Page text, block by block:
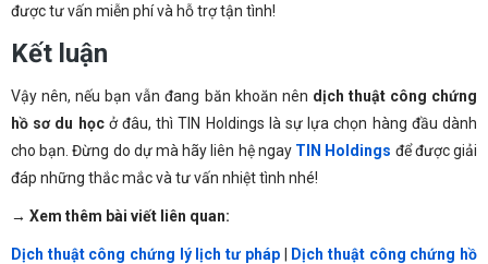
được tư vấn miễn phí và hỗ trợ tận tình!
Kết luận
Vậy nên, nếu bạn vẫn đang băn khoăn nên dịch thuật công chứng
hồ sơ du họcở đâu, thì TIN Holdings là sự lựa chọn hàng đầu dành
cho bạn. Đừng do dự mà hãy liên hệ ngay TIN Holdings để được giải
đáp những thắc mắc và tư vấn nhiệt tình nhé!
→ Xem thêm bài viết liên quan:
Dịch thuật công chứng lý lịch tư pháp| Dịch thuật công chứng hồ